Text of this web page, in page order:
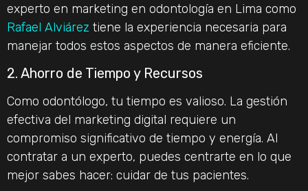
experto en marketing en odontología en Lima como
Rafael Alviárez tiene la experiencia necesaria para
manejar todos estos aspectos de manera eficiente.
2. Ahorro de Tiempo y Recursos
Como odontólogo, tu tiempo es valioso. La gestión
efectiva del marketing digital requiere un
compromiso significativo de tiempo y energía. Al
contratar a un experto, puedes centrarte en lo que
mejor sabes hacer: cuidar de tus pacientes.